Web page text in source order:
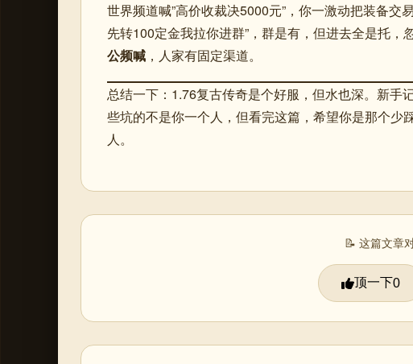
世界频道喊”高价收裁决5000元”，你一激动把装备交
先转100定金我拉你进群”，群是有，但进去全是托，
公频喊 ，人家有固定渠道。
总结一下：1.76复古传奇是个好服，但水也深。新手
些坑的不是你一个人，但看完这篇，希望你是那个
人。
📝 这篇文章
顶一下0